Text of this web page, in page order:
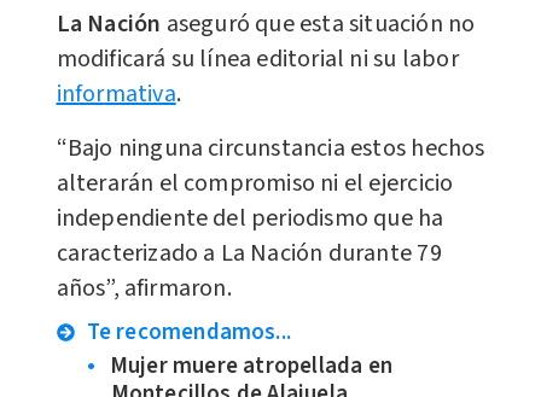
La Nación aseguró que esta situación no
modificará su línea editorial ni su labor
informativa.
“Bajo ninguna circunstancia estos hechos
alterarán el compromiso ni el ejercicio
independiente del periodismo que ha
caracterizado a La Nación durante 79
años”, afirmaron.
Te recomendamos...
Mujer muere atropellada en